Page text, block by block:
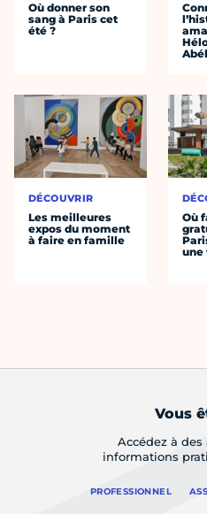
Où donner son
sang à Paris cet
été ?
DÉCOUVRIR
Les meilleures
expos du moment
à faire en famille
Où
une
Vous
Accédez à
informations
PROFESSIONNEL